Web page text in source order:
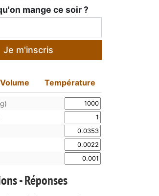
mange ce soir ?
Je m'inscris
Volume Température
- Réponses